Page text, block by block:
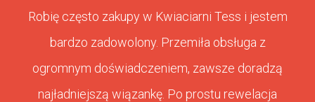
Robię często zakupy w Kwiaciarni Tess i jestem
bardzo zadowolony. Przemiła obsługa z
ogromnym doświadczeniem, zawsze doradzą
najładniejszą wiązankę. Po prostu rewelacja